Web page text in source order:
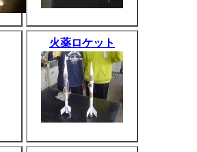
火薬ロケット